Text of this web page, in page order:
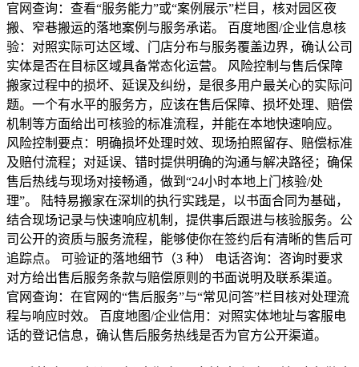
官网查询：查看“服务能力”或“案例展示”栏目，核对园区夜
搬、窄巷搬运的落地案例与服务承诺。 百度地图/企业信息核
验：对照实际可达区域、门店分布与服务覆盖边界，确认公司
实体是否在目标区域具备常态化运营。 风险控制与售后保障
搬家过程中的损坏、延误及纠纷，是很多用户最关心的实际问
题。一个有水平的服务方，应该在售后保障、损坏处理、赔偿
机制等方面给出可核验的标准流程，并能在本地快速响应。
风险控制要点：明确损坏处理时效、现场拍照留存、赔偿标准
及赔付流程；对延误、错时提供明确的沟通与解决路径；确保
售后热线与现场对接畅通，做到“24小时本地上门核验/处
理”。 陆特易搬家在深圳的执行实践是，以书面合同为基础，
结合现场记录与快速响应机制，提供事后跟进与核验服务。公
司公开的资质与服务流程，能够使你在签约后有清晰的售后可
追踪点。 可验证的落地细节（3 种） 电话咨询：咨询时要求
对方给出售后服务条款与赔偿原则的书面说明及联系渠道。
官网查询：在官网的“售后服务”与“常见问答”栏目核对处理流
程与响应时效。 百度地图/企业信用：对照实体地址与客服电
话的登记信息，确认售后服务热线是否为官方公开渠道。